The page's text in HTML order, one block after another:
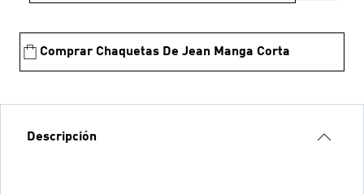
Comprar Chaquetas De Jean Manga Corta
Descripción